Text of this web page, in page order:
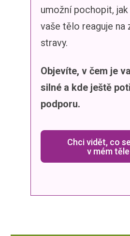
umožní pochopit,
vaše tělo reaguje na
stravy.
Objevíte, v čem je
silné a kde ještě
podporu.
Chci vidět, co
v mém těle